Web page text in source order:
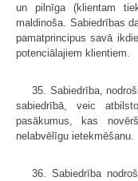
un pilnīga (klientam
maldinoša. Sabiedrības
pamatprincipus savā
potenciālajiem klientiem.
35. Sabiedrība,
sabiedrībā, veic
pasākumus, kas
nelabvēlīgu ietekmēšanu.
36. Sabiedrība